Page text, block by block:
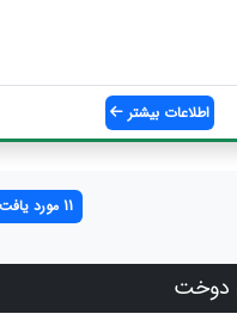
اطلاعات بیشتر
11 مورد یافت شد
دوخت